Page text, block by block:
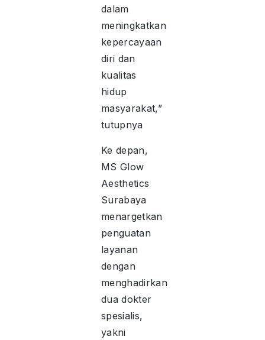
dalam
meningkatkan
kepercayaan
diri dan
kualitas
hidup
masyarakat,”
tutupnya
Ke depan,
MS Glow
Aesthetics
Surabaya
menargetkan
penguatan
layanan
dengan
menghadirkan
dua dokter
spesialis,
yakni